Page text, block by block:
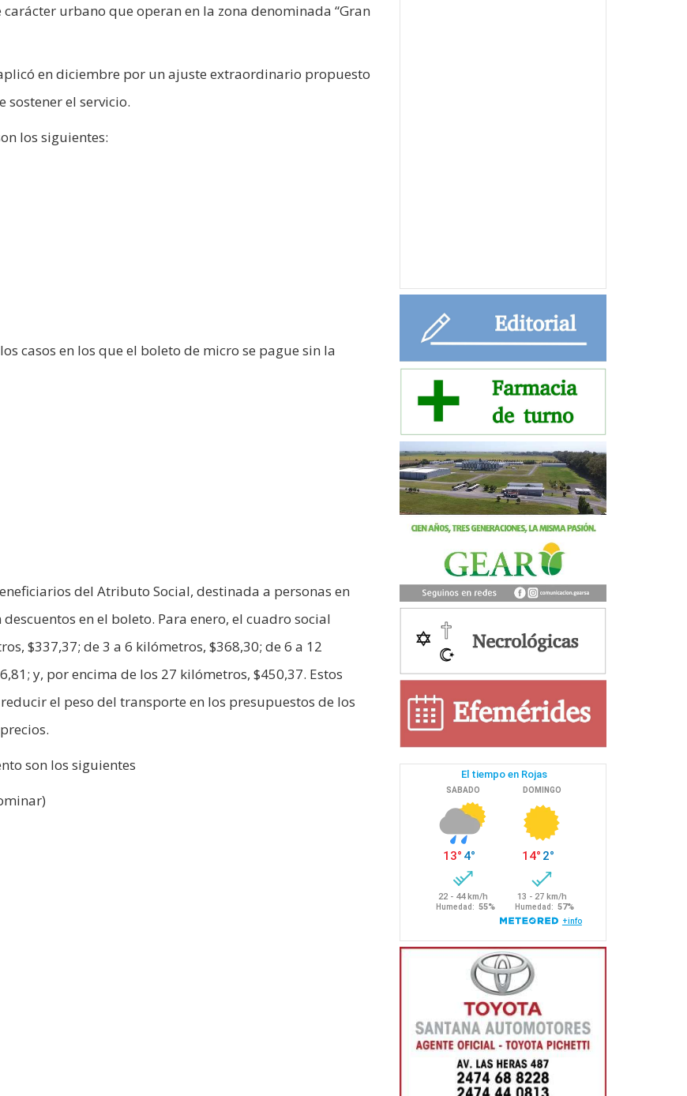
urbano que operan en la zona denominada “Gran
en diciembre por un ajuste extraordinario propuesto
sostener el servicio.
los siguientes:
casos en los que el boleto de micro se pague sin la
del Atributo Social, destinada a personas en
en el boleto. Para enero, el cuadro social
$337,37; de 3 a 6 kilómetros, $368,30; de 6 a 12
y, por encima de los 27 kilómetros, $450,37. Estos
el peso del transporte en los presupuestos de los
son los siguientes